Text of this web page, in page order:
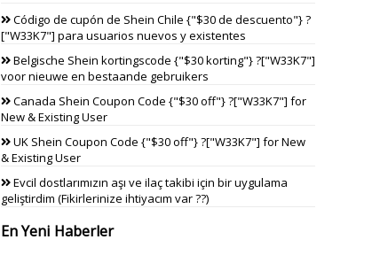
Código de cupón de Shein Chile {"$30 de descuento"} ?
["W33K7"] para usuarios nuevos y existentes
Belgische Shein kortingscode {"$30 korting"} ?["W33K7"]
voor nieuwe en bestaande gebruikers
Canada Shein Coupon Code {"$30 off"} ?["W33K7"] for
New & Existing User
UK Shein Coupon Code {"$30 off"} ?["W33K7"] for New
& Existing User
Evcil dostlarımızın aşı ve ilaç takibi için bir uygulama
geliştirdim (Fikirlerinize ihtiyacım var ??)
En Yeni Haberler